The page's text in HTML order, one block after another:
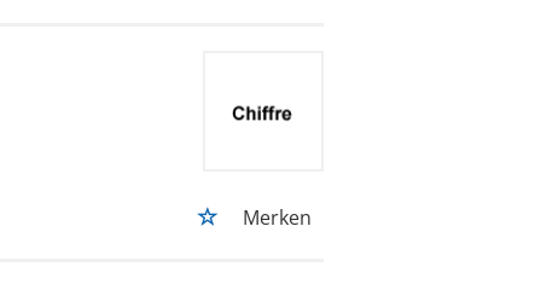
Merken